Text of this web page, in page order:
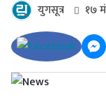
युगसूत्र १७